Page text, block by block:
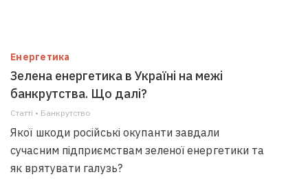
Енергетика
Зелена енергетика в Україні на межі
банкрутства. Що далі?
Статті • Банкрутство
Якої шкоди російські окупанти завдали
сучасним підприємствам зеленої енергетики та
як врятувати галузь?